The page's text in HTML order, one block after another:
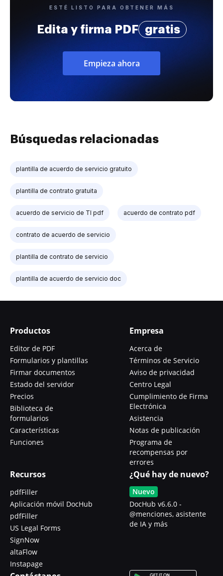
ESTÉ LISTO PARA OBTENER MÁS
Edita y firma PDF gratis
Empieza ahora
Búsquedas relacionadas
plantilla de acuerdo de servicio gratuito
plantilla de contrato gratuita
acuerdo de servicio de TI pdf acuerdo de contrato pdf
contrato de acuerdo de servicio
plantilla de contrato de servicio
plantilla de acuerdo de servicio doc
Productos
Editor de PDF
Formularios y plantillas
Firmar documentos
Estado del servidor
Precios
Biblioteca de
formularios
Características
Funciones
Empresa
Acerca de
Términos de Servicio
Aviso de privacidad
Centro Legal
Cumplimiento de Firma
Electrónica
Asistencia
Notas de publicación
Programa de
recompensas por
errores
Recursos
pdfFiller
Aplicación móvil DocHub
pdfFiller
US Legal Forms
SignNow
altaFlow
Instapage
¿Qué hay de nuevo?
Nuevo
DocHub v6.6.0 -
@menciones, asistente
de IA y más